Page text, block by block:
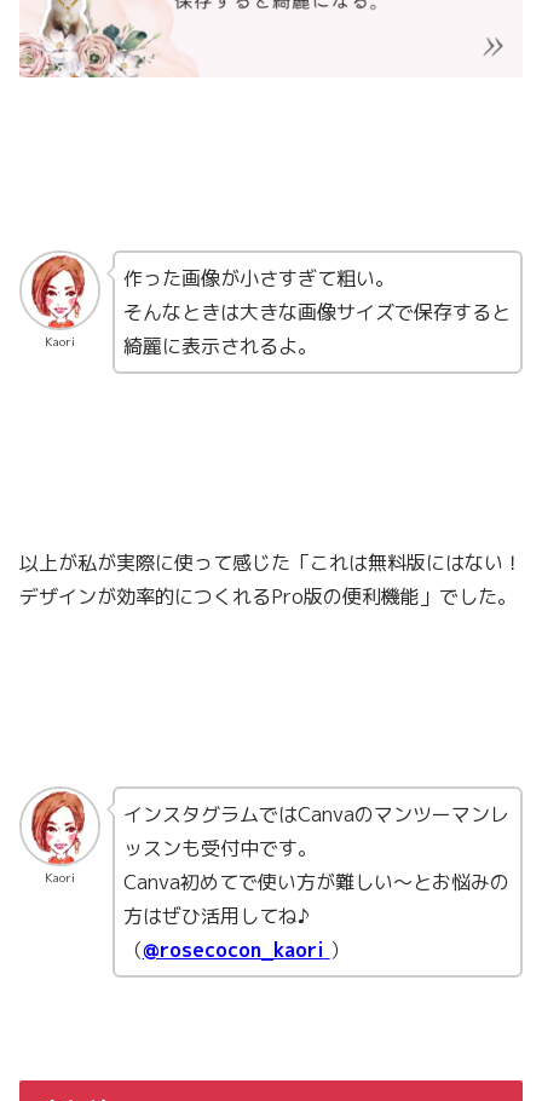
Kaori
作った画像が小さすぎて粗い。
そんなときは大きな画像サイズで保存すると
綺麗に表示されるよ。
以上が私が実際に使って感じた「これは無料版にはない！
デザインが効率的につくれるPro版の便利機能」でした。
Kaori
インスタグラムではCanvaのマンツーマンレ
ッスンも受付中です。
Canva初めてで使い方が難しい〜とお悩みの
方はぜひ活用してね♪
（@rosecocon_kaori ）